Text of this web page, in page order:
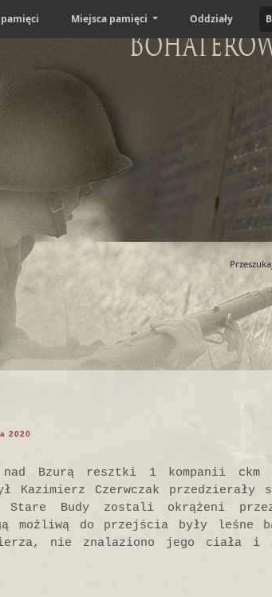
Miejsca pamięci Oddziały
2020
Bzurą resztki 1 kompanii ckm
Kazimierz Czerwczak przedzierały
Stare Budy zostali okrążeni
możliwą do przejścia były leśne
nie znalaziono jego ciała i